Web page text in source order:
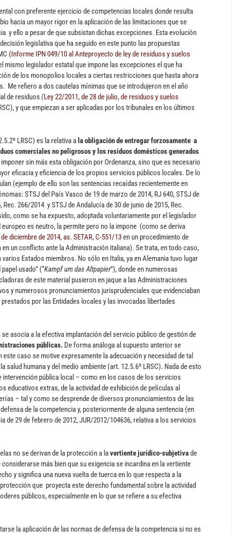
con preferente ejercicio de competencias locales donde resulta
hacia un mayor rigor en la aplicación de las limitaciones que se
y ello a pesar de que subsistan dichas excepciones. Esta evolución
legislativa que ha seguido en este punto las propuestas
(Informe IPN 049/10 al Anteproyecto de ley de residuos y suelos
mismo legislador estatal que impone las excepciones el que ha
de los monopolios locales a ciertas restricciones que hasta ahora
Me refiero a dos cautelas mínimas que se introdujeron en el año
de residuos (Ley 22/2011, de 28 de julio, de residuos y suelos
y que empiezan a ser aplicadas por los tribunales en los últimos
LRSC) es la relativa a la obligación de entregar forzosamente a
comerciales no peligrosos y los residuos domésticos generados
imponer sin más esta obligación por Ordenanza, sino que es necesario
eficacia y eficiencia de los propios servicios públicos locales. De lo
(ejemplo de ello son las sentencias recaídas recientemente en
STSJ del País Vasco de 19 de marzo de 2014, RJ 640, STSJ de
Rec. 266/2014 y STSJ de Andalucía de 30 de junio de 2015, Rec.
como se ha expuesto, adoptada voluntariamente por el legislador
es neutro, la permite pero no la impone (como se deriva
de diciembre de 2014, as. SETAR, C-551/13en un procedimiento de
un conflicto ante la Administración italiana). Se trata, en todo caso,
Estados miembros. No sólo en Italia, ya en Alemania tuvo lugar
usado” (“Kampf um das Altpapier”), donde en numerosas
de este material pusieron en jaque a las Administraciones
y numerosos pronunciamientos jurisprudenciales que evidenciaban
por las Entidades locales y las invocadas libertades
asocia a la efectiva implantación del servicio público de gestión de
públicas. De forma análoga al supuesto anterior se
caso se motive expresamente la adecuación y necesidad de tal
salud humana y del medio ambiente (art. 12.5.6º LRSC). Nada de esto
pública local – como en los casos de los servicios
educativos extras, de la actividad de exhibición de películas al
– tal y como se desprende de diversos pronunciamientos de las
de la competencia y, posteriormente de alguna sentencia (en
de 29 de febrero de 2012, JUR/2012/104636, relativa a los servicios
no se derivan de la protección a lavertiente jurídico-subjetivade
más bien que su exigencia se incardina en la vertiente
y significa una nueva vuelta de tuerca en lo que respecta a la
que proyecta este derecho fundamental sobre la actividad
públicos, especialmente en lo que se refiere a su efectiva
la aplicación de las normas de defensa de la competencia si no es